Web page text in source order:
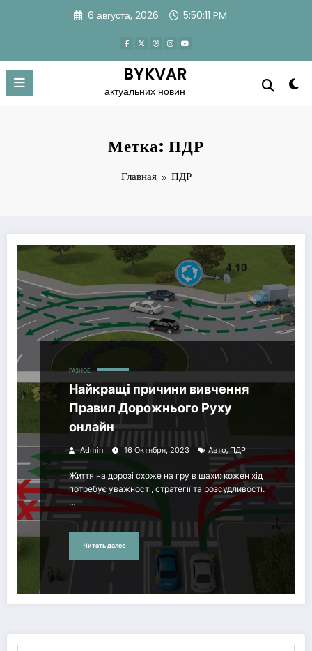
6 августа, 2026 5:50:12 PM
BYKVAR
актуальних новин
Метка: ПДР
Главная ПДР
РАЗНОЕ
Найкращі причини вивчення
Правил Дорожнього Руху
онлайн
Admin 16 Октября, 2023 Авто, ПДР
Життя на дорозі схоже на гру в шахи: кожен хід
потребує уважності, стратегії та розсудливості.
…
Читать далее